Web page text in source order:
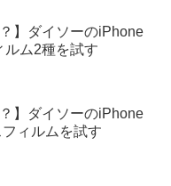
】ダイソーのiPhone
ルム2種を試す
】ダイソーのiPhone
ィルムを試す